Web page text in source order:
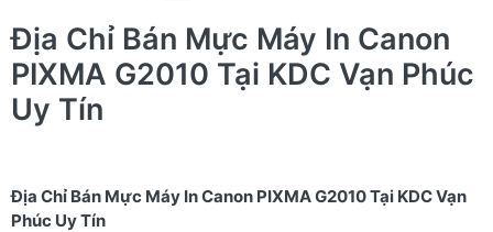
Địa Chỉ Bán Mực Máy In Canon
PIXMA G2010 Tại KDC Vạn Phúc
Uy Tín
Địa Chỉ Bán Mực Máy In Canon PIXMA G2010 Tại KDC Vạn
Phúc Uy Tín